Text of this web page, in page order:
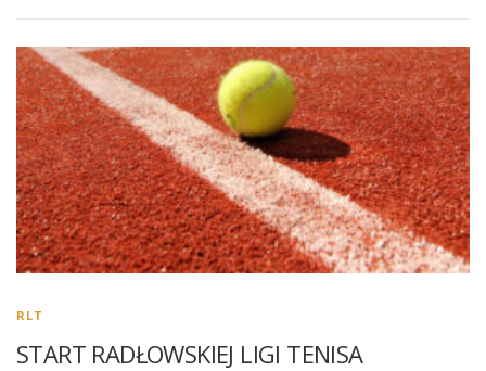
RLT
START RADŁOWSKIEJ LIGI TENISA